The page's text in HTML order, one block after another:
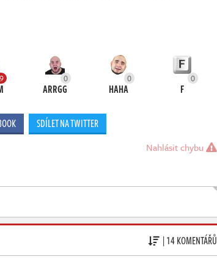
0
ARRGG
0
HAHA
0
F
SDÍLET NA TWITTER
Nahlásit chybu
| 14 KOMENTÁŘŮ